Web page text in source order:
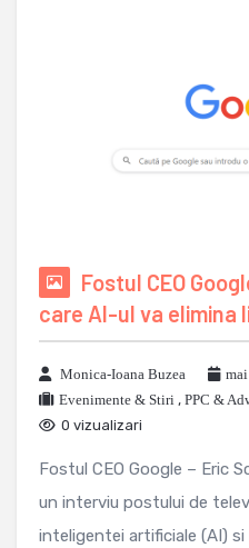
Fostul CEO
care AI-ul va elimina
Monica-Ioana Buzea
Evenimente & Stiri , PPC &
0 vizualizari
Fostul CEO Google – Eric
un interviu postului de
inteligentei artificiale (AI)